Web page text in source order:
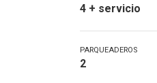
4 + servicio
PARQUEADEROS
2